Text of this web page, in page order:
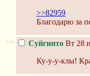
>>82959
Благодарю за
>> Суйгинто Вт 28
Ку-у-у-клы!